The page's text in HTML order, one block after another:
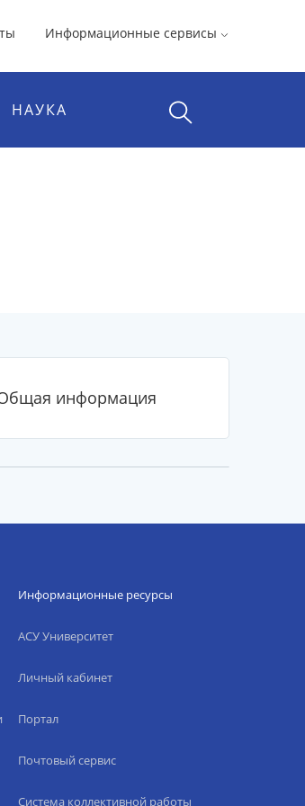
Информационные сервисы
НАУКА
информация
Информационные ресурсы
АСУ Университет
Личный кабинет
Портал
Почтовый сервис
Система коллективной работы